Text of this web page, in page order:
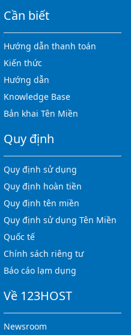
Cần biết
Hướng dẫn thanh toán
Kiến thức
Hướng dẫn
Knowledge Base
Bản khai Tên Miền
Quy định
Quy định sử dụng
Quy định hoàn tiền
Quy định tên miền
Quy định sử dụng Tên Miền
Quốc tế
Chính sách riêng tư
Báo cáo lạm dụng
Về 123HOST
Newsroom